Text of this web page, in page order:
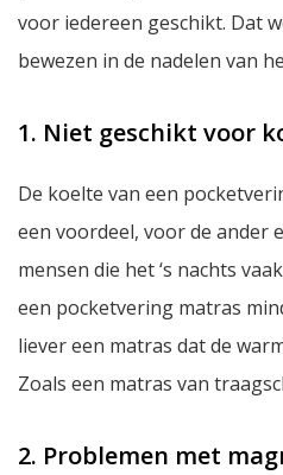
voor iedereen geschikt. Dat
bewezen in de nadelen van
1. Niet geschikt voor
De koelte van een
een voordeel, voor de ander
mensen die het ‘s nachts
een pocketvering matras
liever een matras dat de
Zoals een matras van
2. Problemen met